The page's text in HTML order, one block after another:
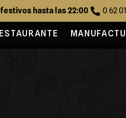
festivos hasta las 22:00 0 62